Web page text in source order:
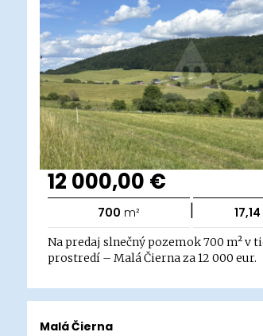
12 000,00 €
700 m² | 17,14
Na predaj slnečný pozemok 700 m² v
prostredí – Malá Čierna za 12 000 eur.
Malá Čierna